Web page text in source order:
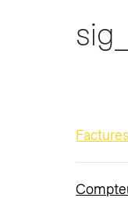
Factures